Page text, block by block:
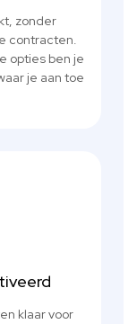
zonder
contracten.
opties ben je
je aan toe
klaar voor